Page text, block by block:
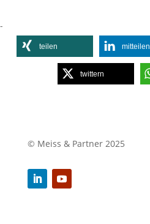
-
teilen mitteilen
twittern
© Meiss & Partner 2025